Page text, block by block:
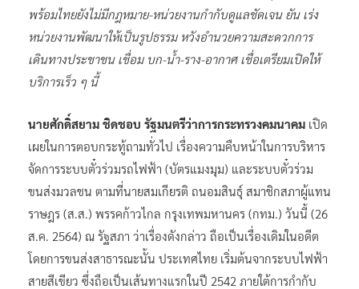
พร้อมไทยยังไม่มีกฎหมาย-หน่วยงานกำกับดูแลชัดเจน ยัน เร่ง
หน่วยงานพัฒนาให้เป็นรูปธรรม หวังอำนวยความสะดวกการ
เดินทางประชาชน เชื่อม บก-น้ำ-ราง-อากาศ เชื่อเตรียมเปิดให้
บริการเร็ว ๆ นี้
นายศักดิ์สยาม ชิดชอบ รัฐมนตรีว่าการกระทรวงคมนาคม เปิด
เผยในการตอบกระทู้ถามทั่วไป เรื่องความคืบหน้าในการบริหาร
จัดการระบบตั๋วร่วมรถไฟฟ้า (บัตรแมงมุม) และระบบตั๋วร่วม
ขนส่งมวลชน ตามที่นายสมเกียรติ ถนอมสินธุ์ สมาชิกสภาผู้แทน
ราษฎร (ส.ส.) พรรคก้าวไกล กรุงเทพมหานคร (กทม.) วันนี้ (26
ส.ค. 2564) ณ รัฐสภา ว่าเรื่องดังกล่าว ถือเป็นเรื่องเดิมในอดีต
โดยการขนส่งสาธารณะนั้น ประเทศไทย เริ่มต้นจากระบบไฟฟ้า
สายสีเขียว ซึ่งถือเป็นเส้นทางแรกในปี 2542 ภายใต้การกำกับ